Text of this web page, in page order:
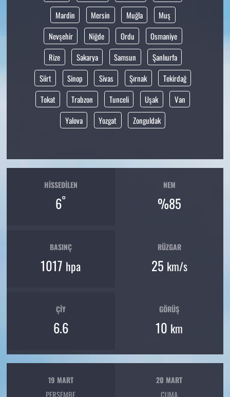
Mardin
Mersin Muğla
Muş
Nevşehir
Niğde Ordu
Osmaniye
Rize
Sakarya Samsun
Şanlıurfa
Siirt
Sinop Sivas Şırnak
Tekirdağ
Tokat
Trabzon Tunceli Uşak
Van
Yalova
Yozgat Zonguldak
HISSEDILEN
6°
NEM
%85
BASINÇ
1017 hpa
RÜZGAR
25 km/s
ÇIY
6.6
GÖRÜŞ
10 km
19 MART
PERŞEMBE
20 MART
CUMA